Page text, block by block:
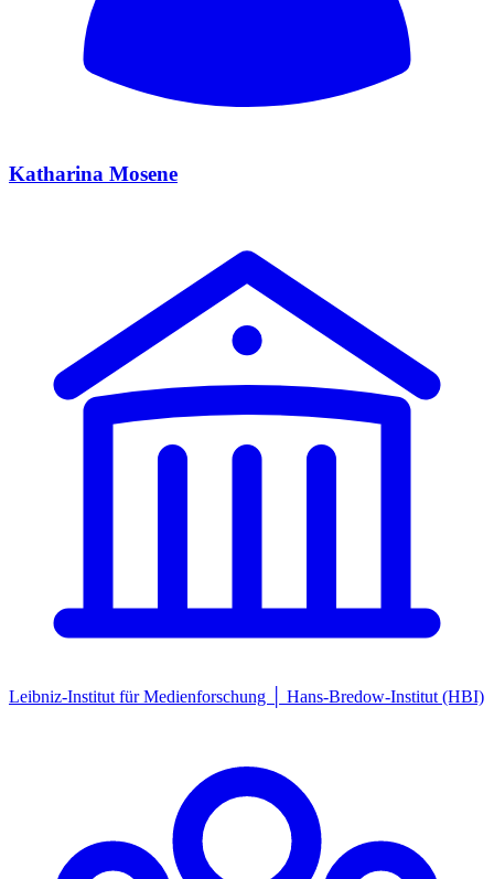
Katharina Mosene
Leibniz-Institut für Medienforschung │ Hans-Bredow-Institut (HBI)